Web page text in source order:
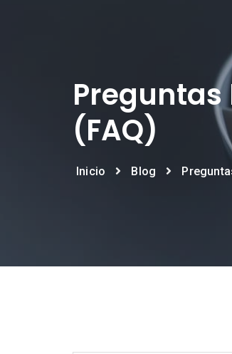
Preguntas
(FAQ)
Inicio Blog